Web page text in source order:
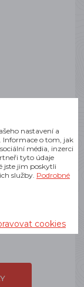
Hruška
a sepsal
jasné,
nastavení a
Informace o tom, jak
média, inzerci
tyto údaje
jste jim poskytli
služby. Podrobné
cookies